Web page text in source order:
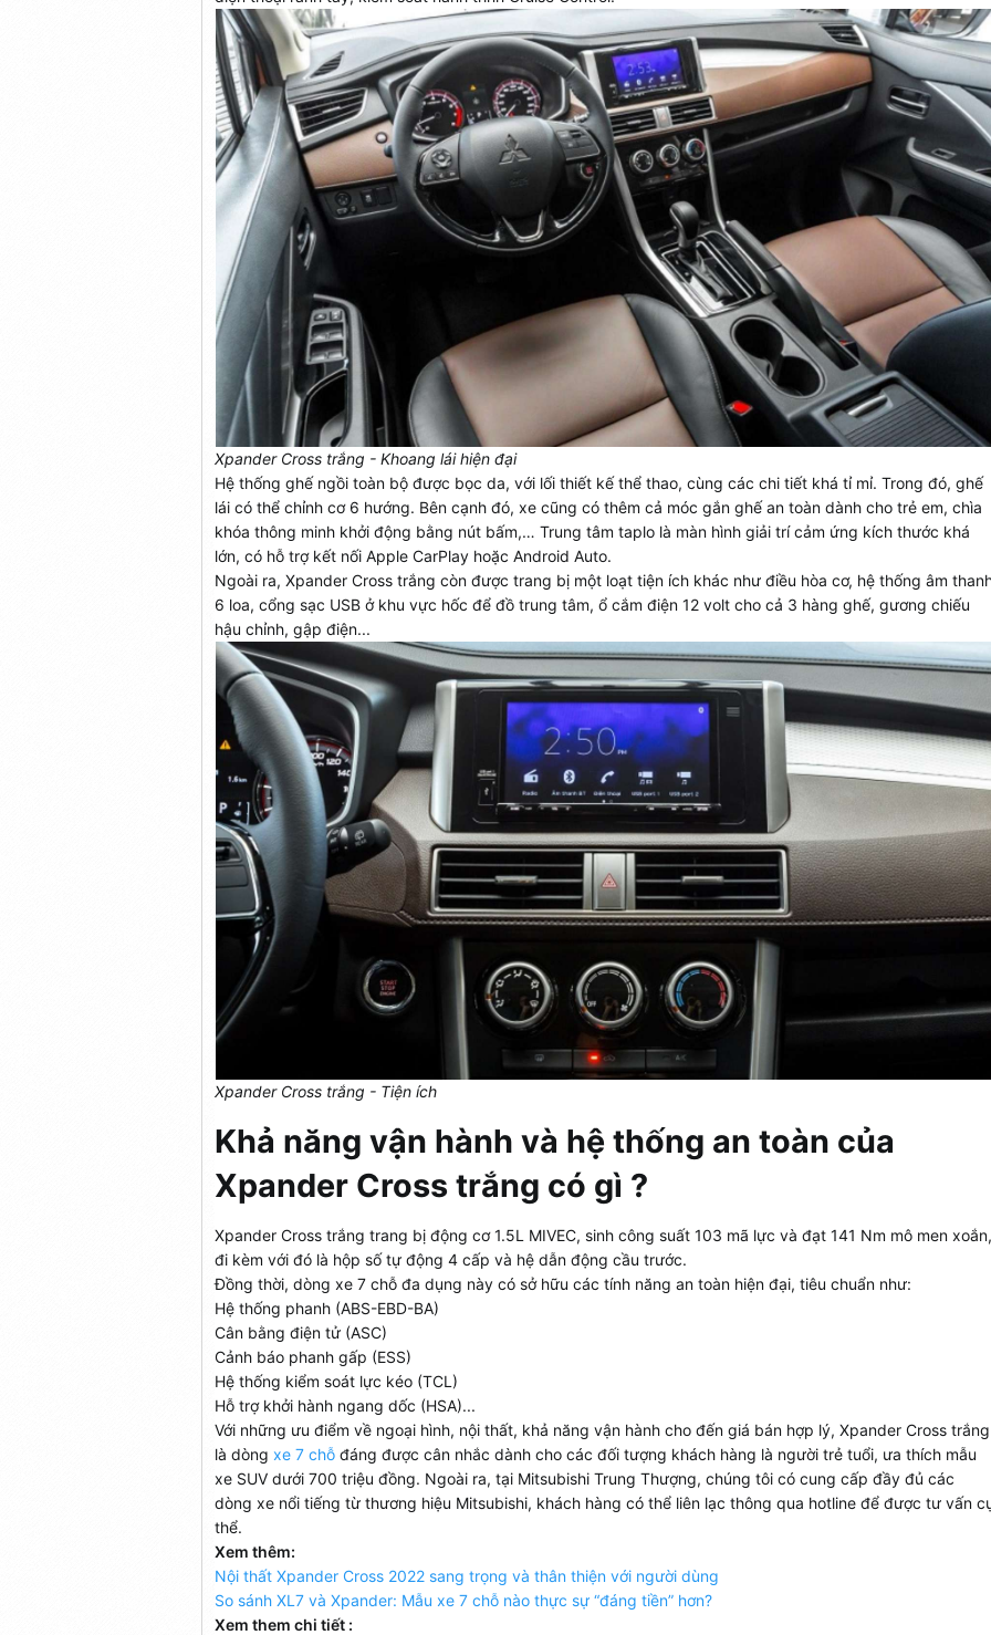
Xpander Cross trắng - Khoang lái hiện đại
Hệ thống ghế ngồi toàn bộ được bọc da, với lối thiết kế thể thao, cùng các chi tiết khá tỉ mỉ. Trong đó, ghế
lái có thể chỉnh cơ 6 hướng. Bên cạnh đó, xe cũng có thêm cả móc gắn ghế an toàn dành cho trẻ em, chìa
khóa thông minh khởi động bằng nút bấm,… Trung tâm taplo là màn hình giải trí cảm ứng kích thước khá
lớn, có hỗ trợ kết nối Apple CarPlay hoặc Android Auto.
Ngoài ra, Xpander Cross trắng còn được trang bị một loạt tiện ích khác như điều hòa cơ, hệ thống âm
6 loa, cổng sạc USB ở khu vực hốc để đồ trung tâm, ổ cắm điện 12 volt cho cả 3 hàng ghế, gương chiếu
hậu chỉnh, gập điện...
Xpander Cross trắng - Tiện ích
Khả năng vận hành và hệ thống an toàn của
Xpander Cross trắng có gì ?
Xpander Cross trắng trang bị động cơ 1.5L MIVEC, sinh công suất 103 mã lực và đạt 141 Nm mô men xoắn,
đi kèm với đó là hộp số tự động 4 cấp và hệ dẫn động cầu trước.
Đồng thời, dòng xe 7 chỗ đa dụng này có sở hữu các tính năng an toàn hiện đại, tiêu chuẩn như:
Hệ thống phanh (ABS-EBD-BA)
Cân bằng điện tử (ASC)
Cảnh báo phanh gấp (ESS)
Hệ thống kiểm soát lực kéo (TCL)
Hỗ trợ khởi hành ngang dốc (HSA)...
Với những ưu điểm về ngoại hình, nội thất, khả năng vận hành cho đến giá bán hợp lý, Xpander Cross trắng
là dòng xe 7 chỗđáng được cân nhắc dành cho các đối tượng khách hàng là người trẻ tuổi, ưa thích mẫu
xe SUV dưới 700 triệu đồng. Ngoài ra, tại Mitsubishi Trung Thượng, chúng tôi có cung cấp đầy đủ các
dòng xe nổi tiếng từ thương hiệu Mitsubishi, khách hàng có thể liên lạc thông qua hotline để được tư vấn
thể.
Xem thêm:
Nội thất Xpander Cross 2022 sang trọng và thân thiện với người dùng
So sánh XL7 và Xpander: Mẫu xe 7 chỗ nào thực sự “đáng tiền” hơn?
Xem them chi tiết :